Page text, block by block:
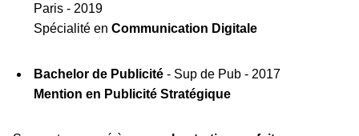
Paris - 2019
Spécialité en Communication Digitale
Bachelor de Publicité- Sup de Pub - 2017
Mention en Publicité Stratégique